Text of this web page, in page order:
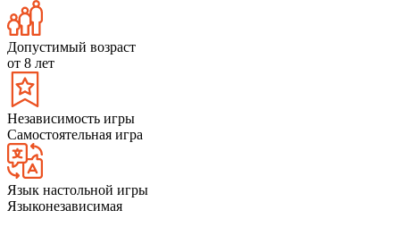
Допустимый возраст
от 8 лет
Независимость игры
Самостоятельная игра
Язык настольной игры
Языконезависимая